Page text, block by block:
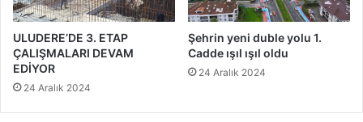
ULUDERE’DE 3. ETAP
ÇALIŞMALARI DEVAM
EDİYOR
24 Aralık 2024
Şehrin yeni duble yolu 1.
Cadde ışıl ışıl oldu
24 Aralık 2024